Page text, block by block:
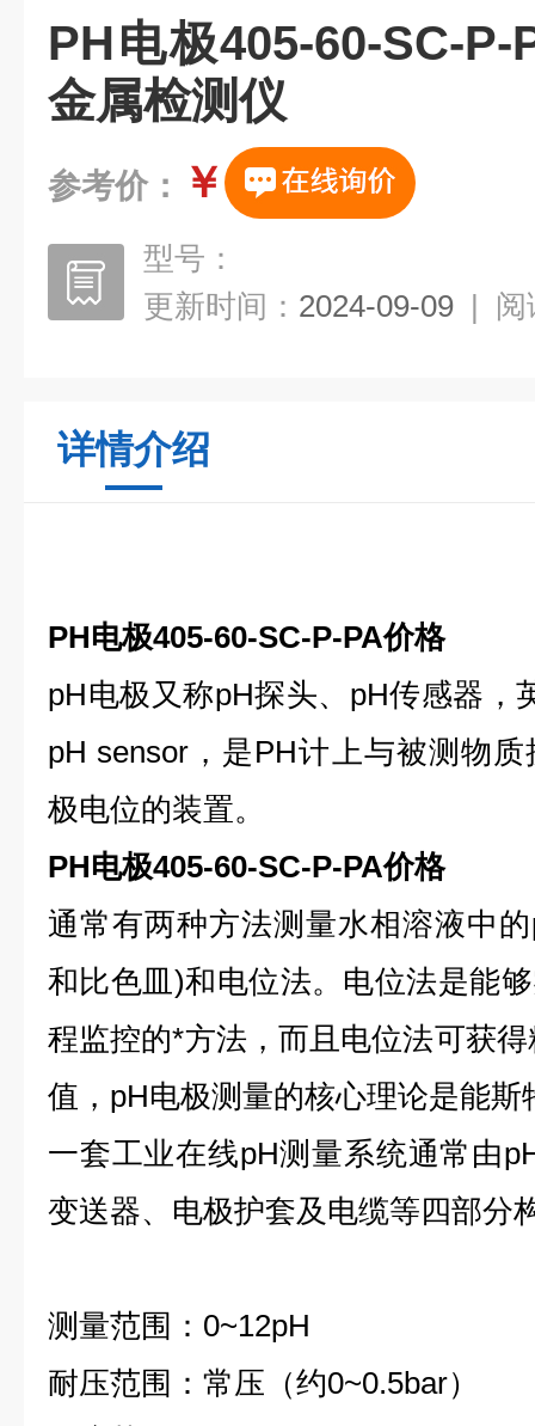
PH电极405-60-SC-
金属检测仪
参考价： ￥
型号：
更新时间： 2024-09-09 | 阅
详情介绍
PH电极405-60-SC-P-PA价格
pH电极又称pH探头、pH传感器，
pH sensor，是PH计上与被测物
极电位的装置。
PH电极405-60-SC-P-PA价格
通常有两种方法测量水相溶液中
和比色皿)和电位法。电位法是能
程监控的*方法，而且电位法可获
值，pH电极测量的核心理论是能斯
一套工业在线pH测量系统通常由
变送器、电极护套及电缆等四部分
测量范围：0~12pH
耐压范围：常压（约0~0.5bar）